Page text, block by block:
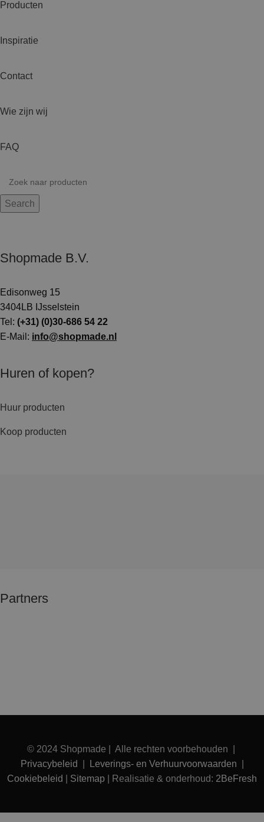
Producten
Inspiratie
Contact
Wie zijn wij
FAQ
Search
Shopmade B.V.
Edisonweg 15
3404LB IJsselstein
Tel: (+31) (0)30-686 54 22
E-Mail: info@shopmade.nl
Huren of kopen?
Huur producten
Koop producten
Partners
© 2024 Shopmade | Alle rechten voorbehouden |
Privacybeleid
Leverings- en Verhuurvoorwaarden
Cookiebeleid
Sitemap | Realisatie & onderhoud: 2BeFresh